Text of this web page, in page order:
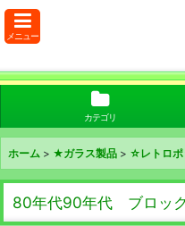
メニュー
カテゴリ
ホーム > ★ガラス製品 > ☆レトロポ
80年代90年代 ブロッ